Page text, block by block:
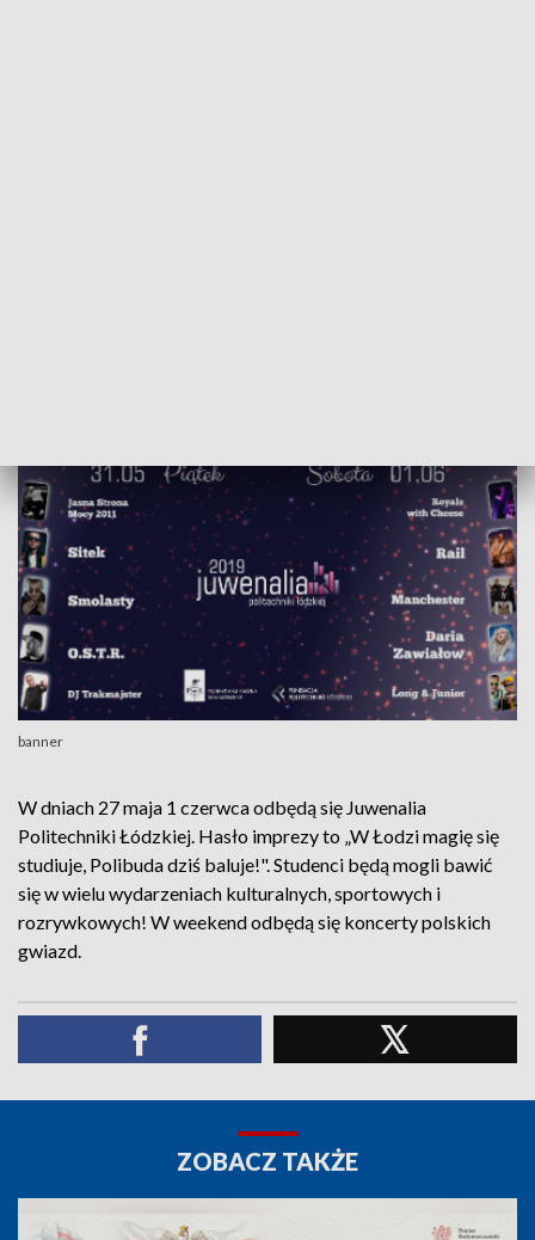
banner
W dniach 27 maja 1 czerwca odbędą się Juwenalia
Politechniki Łódzkiej. Hasło imprezy to „W Łodzi magię się
studiuje, Polibuda dziś baluje!". Studenci będą mogli bawić
się w wielu wydarzeniach kulturalnych, sportowych i
rozrywkowych! W weekend odbędą się koncerty polskich
gwiazd.
ZOBACZ TAKŻE